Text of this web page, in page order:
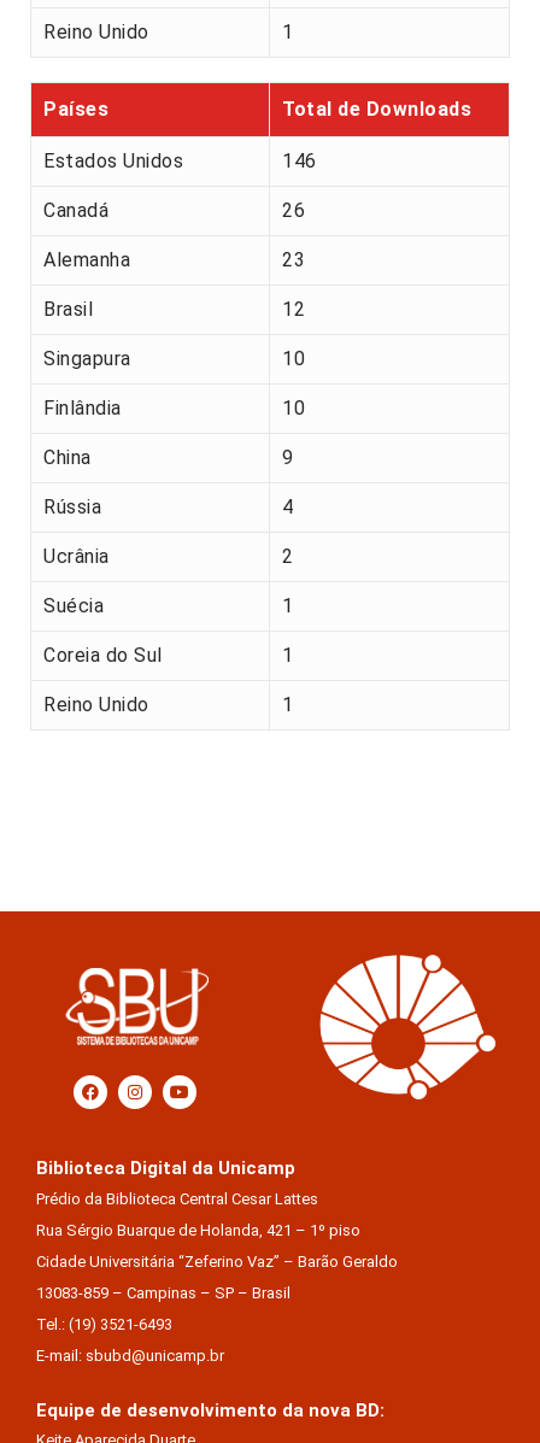
Reino Unido 1
Países Total de Downloads
Estados Unidos 146
Canadá 26
Alemanha 23
Brasil 12
Singapura 10
Finlândia 10
China 9
Rússia 4
Ucrânia 2
Suécia 1
Coreia do Sul 1
Reino Unido 1
Biblioteca Digital da Unicamp
Prédio da Biblioteca Central Cesar Lattes
Rua Sérgio Buarque de Holanda, 421 – 1º piso
Cidade Universitária “Zeferino Vaz” – Barão Geraldo
13083-859 – Campinas – SP – Brasil
Tel.: (19) 3521-6493
E-mail: sbubd@unicamp.br
Equipe de desenvolvimento da nova BD: